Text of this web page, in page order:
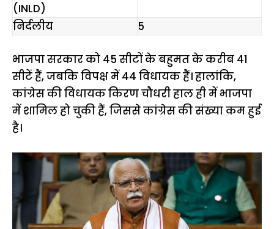
(INLD)
निर्दलीय 5
भाजपा सरकार को 45 सीटों के बहुमत के करीब 41
सीटें हैं, जबकि विपक्ष में 44 विधायक हैं। हालांकि,
कांग्रेस की विधायक किरण चौधरी हाल ही में भाजपा
में शामिल हो चुकी हैं, जिससे कांग्रेस की संख्या कम हुई
है।